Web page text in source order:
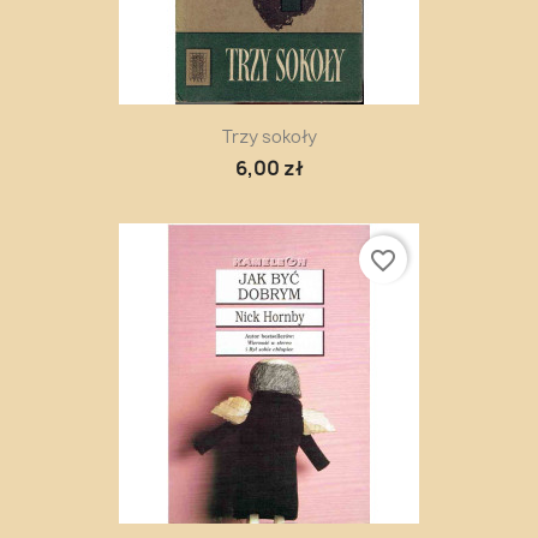
Trzy sokoły
6,00 zł
favorite_border